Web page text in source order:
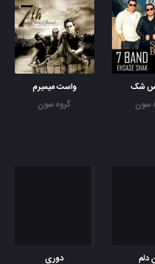
شک
سون
واست میمیرم
گروه سون
دلم دوری